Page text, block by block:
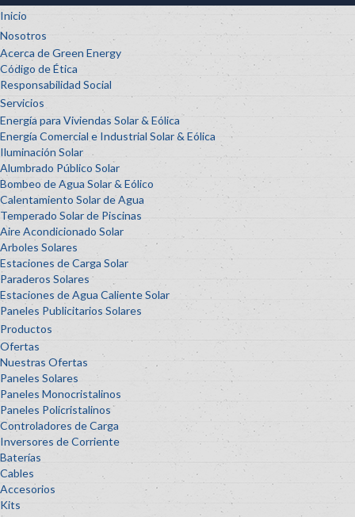
Inicio
Nosotros
Acerca de Green Energy
Código de Ética
Responsabilidad Social
Servicios
Energía para Viviendas Solar & Eólica
Energía Comercial e Industrial Solar & Eólica
Iluminación Solar
Alumbrado Público Solar
Bombeo de Agua Solar & Eólico
Calentamiento Solar de Agua
Temperado Solar de Piscinas
Aire Acondicionado Solar
Arboles Solares
Estaciones de Carga Solar
Paraderos Solares
Estaciones de Agua Caliente Solar
Paneles Publicitarios Solares
Productos
Ofertas
Nuestras Ofertas
Paneles Solares
Paneles Monocristalinos
Paneles Policristalinos
Controladores de Carga
Inversores de Corriente
Baterías
Cables
Accesorios
Kits